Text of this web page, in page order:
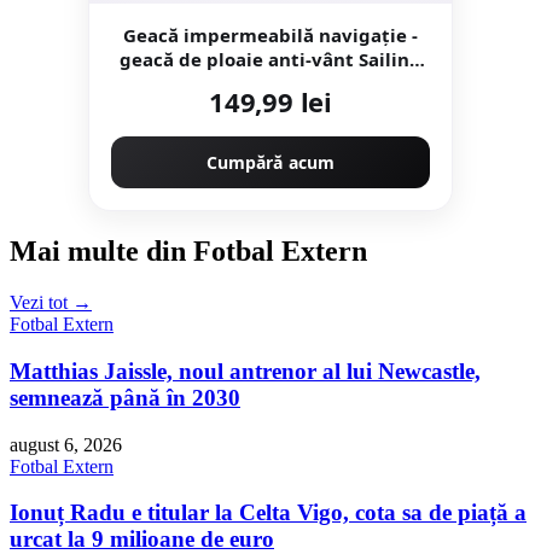
Geacă impermeabilă navigație -
geacă de ploaie anti-vânt Sailing
149,99 lei
Cumpără acum
Mai multe din Fotbal Extern
Vezi tot →
Fotbal Extern
Matthias Jaissle, noul antrenor al lui Newcastle,
semnează până în 2030
august 6, 2026
Fotbal Extern
Ionuț Radu e titular la Celta Vigo, cota sa de piață a
urcat la 9 milioane de euro